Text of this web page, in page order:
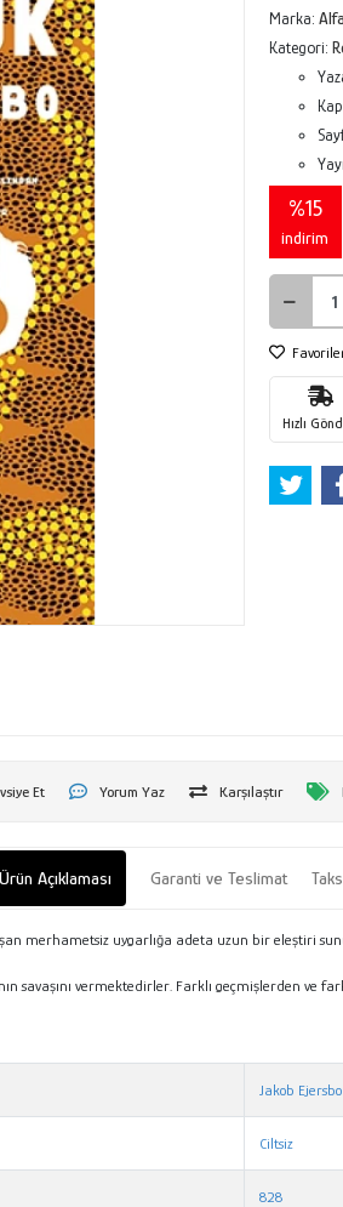
Marka:
Kategori:
%15
indirim
Hızlı
Et Yorum Yaz Karşılaştır
Ürün Açıklaması Garanti ve Teslimat
merhametsiz uygarlığa adeta uzun bir eleştiri
savaşını vermektedirler. Farklı geçmişlerden
Jakob Ejersbo
Ciltsiz
828